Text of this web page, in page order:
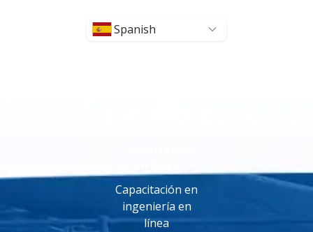
Spanish
Capacitación en
ingeniería en
línea